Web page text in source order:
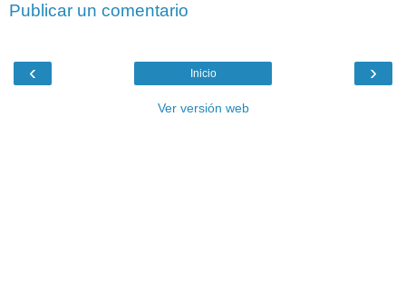
Publicar un comentario
‹ ›
Inicio
Ver versión web